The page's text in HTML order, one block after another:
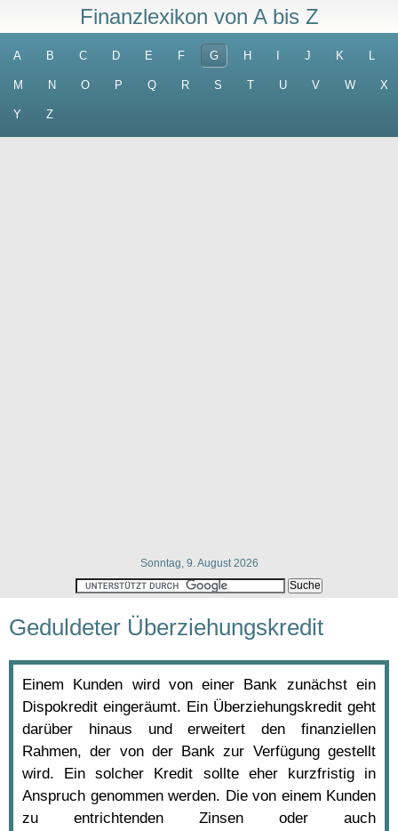
Finanzlexikon von A bis Z
A B C D E F G H J K L
M N O P Q R S T U V W X
Y Z
Sonntag, 9. August 2026
Geduldeter Überziehungskredit
Einem Kunden wird von einer Bank zunächst ein
Dispokredit eingeräumt. Ein Überziehungskredit geht
darüber hinaus und erweitert den finanziellen
Rahmen, der von der Bank zur Verfügung gestellt
wird. Ein solcher Kredit sollte eher kurzfristig in
Anspruch genommen werden. Die von einem Kunden
zu entrichtenden Zinsen oder auch